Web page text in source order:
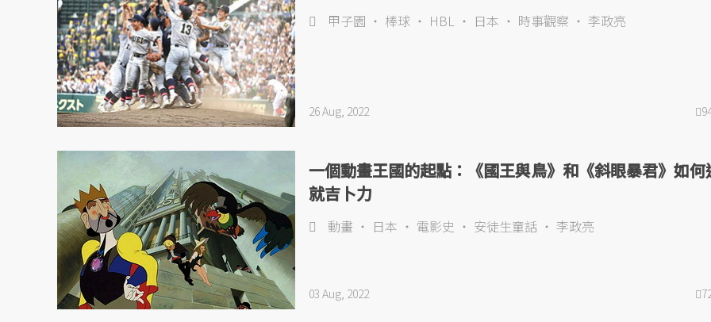
甲子園 棒球 HBL 日本 時事觀察 李政亮
26 Aug, 2022
一個動畫王國的起點：《國王與鳥》和《斜眼暴君》如何
就吉卜力
動畫 日本 電影史 安徒生童話 李政亮
03 Aug, 2022